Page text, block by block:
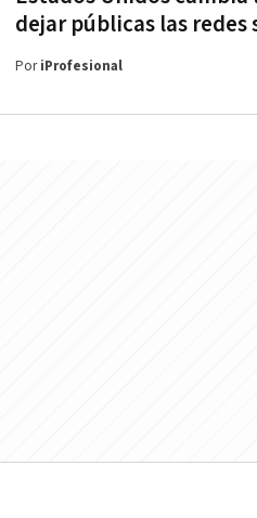
dejar públicas las redes
PoriProfesional